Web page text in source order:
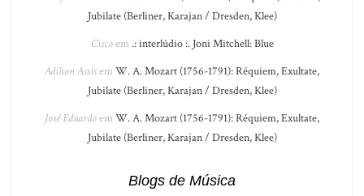
Jubilate (Berliner, Karajan / Dresden, Klee)
Ciscoem .: interlúdio :. Joni Mitchell: Blue
Adilson Assisem W. A. Mozart (1756-1791): Réquiem, Exultate,
Jubilate (Berliner, Karajan / Dresden, Klee)
José Eduardoem W. A. Mozart (1756-1791): Réquiem, Exultate,
Jubilate (Berliner, Karajan / Dresden, Klee)
Blogs de Música